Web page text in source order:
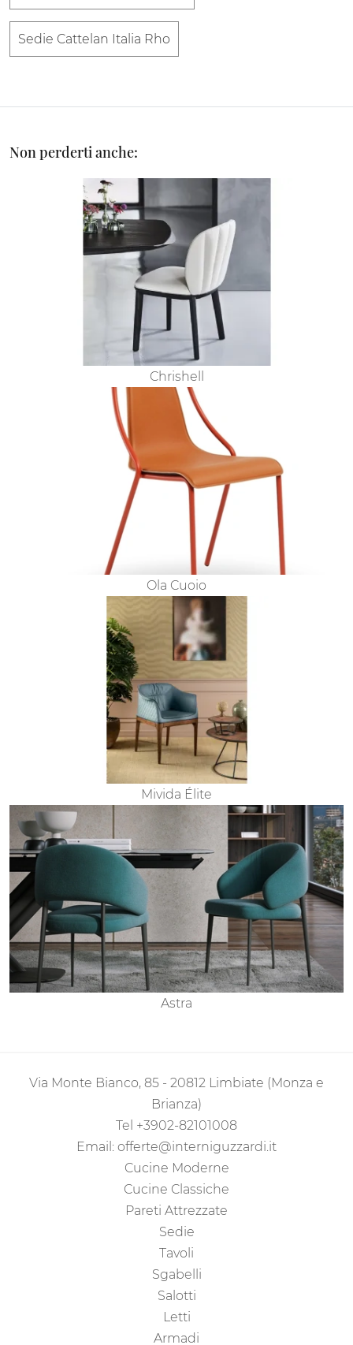
Sedie Cattelan Italia Rho
Non perderti anche:
Chrishell
Ola Cuoio
Mivida Élite
Astra
Via Monte Bianco, 85 - 20812 Limbiate (Monza e
Brianza)
Tel +3902-82101008
Email: offerte@interniguzzardi.it
Cucine Moderne
Cucine Classiche
Pareti Attrezzate
Sedie
Tavoli
Sgabelli
Salotti
Letti
Armadi